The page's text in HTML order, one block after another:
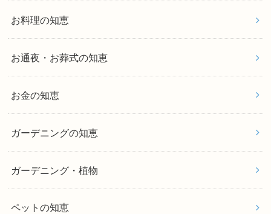
お料理の知恵
お通夜・お葬式の知恵
お金の知恵
ガーデニングの知恵
ガーデニング・植物
ペットの知恵